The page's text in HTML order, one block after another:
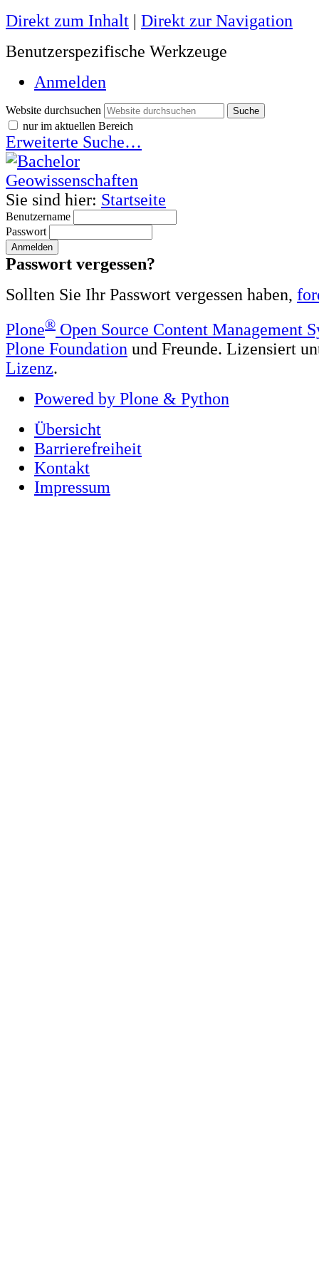
Direkt zum Inhalt | Direkt zur Navigation
Benutzerspezifische Werkzeuge
Anmelden
Website durchsuchen
nur im aktuellen Bereich
Erweiterte Suche…
Sie sind hier: Startseite
Benutzername
Passwort
Passwort vergessen?
Sollten Sie Ihr Passwort vergessen haben,
Plone® Open Source Content Management
Plone Foundation und Freunde. Lizensiert
Lizenz.
Powered by Plone & Python
Übersicht
Barrierefreiheit
Kontakt
Impressum